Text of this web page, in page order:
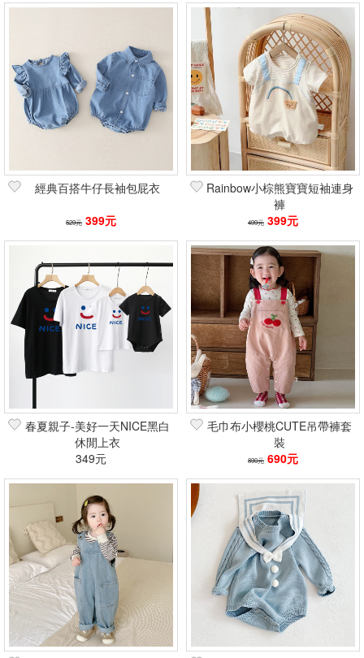
經典百搭牛仔長袖包屁衣
529元 399元
Rainbow小棕熊寶寶短袖連身
褲
499元 399元
春夏親子-美好一天NICE黑白
休閒上衣
349元
毛巾布小櫻桃CUTE吊帶褲套
裝
890元 690元